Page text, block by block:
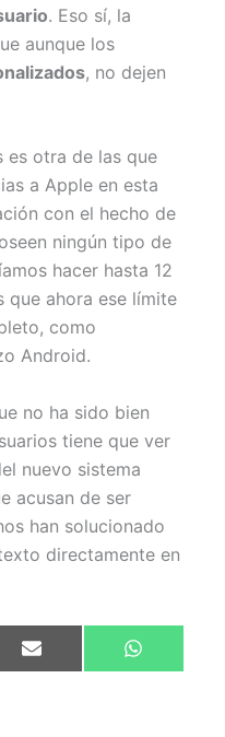
. Eso sí, la
aunque los
, no dejen
es otra de las que
a Apple en esta
con el hecho de
ningún tipo de
hacer hasta 12
que ahora ese límite
como
Android.
no ha sido bien
tiene que ver
nuevo sistema
acusan de ser
han solucionado
directamente en
Compartir
en
E
m
Compartir
en
W
h